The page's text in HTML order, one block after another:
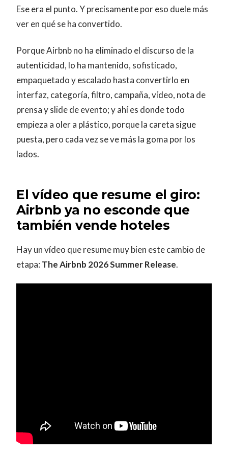
Ese era el punto. Y precisamente por eso duele más
ver en qué se ha convertido.
Porque Airbnb no ha eliminado el discurso de la
autenticidad, lo ha mantenido, sofisticado,
empaquetado y escalado hasta convertirlo en
interfaz, categoría, filtro, campaña, vídeo, nota de
prensa y slide de evento; y ahí es donde todo
empieza a oler a plástico, porque la careta sigue
puesta, pero cada vez se ve más la goma por los
lados.
El vídeo que resume el giro:
Airbnb ya no esconde que
también vende hoteles
Hay un vídeo que resume muy bien este cambio de
etapa: The Airbnb 2026 Summer Release.